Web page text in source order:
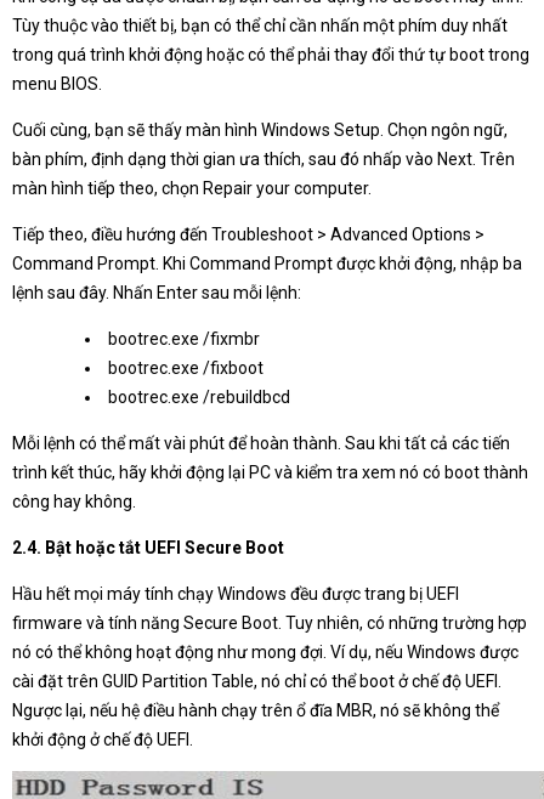
Tùy thuộc vào thiết bị, bạn có thể chỉ cần nhấn một phím duy nhất
trong quá trình khởi động hoặc có thể phải thay đổi thứ tự boot trong
menu BIOS.
Cuối cùng, bạn sẽ thấy màn hình Windows Setup. Chọn ngôn ngữ,
bàn phím, định dạng thời gian ưa thích, sau đó nhấp vào Next. Trên
màn hình tiếp theo, chọn Repair your computer.
Tiếp theo, điều hướng đến Troubleshoot > Advanced Options >
Command Prompt. Khi Command Prompt được khởi động, nhập ba
lệnh sau đây. Nhấn Enter sau mỗi lệnh:
bootrec.exe /fixmbr
bootrec.exe /fixboot
bootrec.exe /rebuildbcd
Mỗi lệnh có thể mất vài phút để hoàn thành. Sau khi tất cả các tiến
trình kết thúc, hãy khởi động lại PC và kiểm tra xem nó có boot thành
công hay không.
2.4. Bật hoặc tắt UEFI Secure Boot
Hầu hết mọi máy tính chạy Windows đều được trang bị UEFI
firmware và tính năng Secure Boot. Tuy nhiên, có những trường hợp
nó có thể không hoạt động như mong đợi. Ví dụ, nếu Windows được
cài đặt trên GUID Partition Table, nó chỉ có thể boot ở chế độ UEFI.
Ngược lại, nếu hệ điều hành chạy trên ổ đĩa MBR, nó sẽ không thể
khởi động ở chế độ UEFI.